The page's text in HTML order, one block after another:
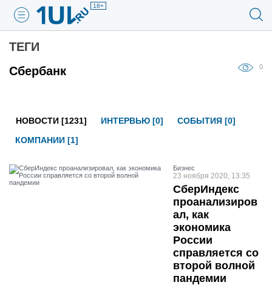
18+
ТЕГИ
Сбербанк
0
НОВОСТИ [1231] ИНТЕРВЬЮ [0]
СОБЫТИЯ [0]
КОМПАНИИ [1]
Бизнес
23 ноября 2020, 13:35
СберИндекс
проанализиров
ал, как
экономика
России
справляется со
второй волной
пандемии